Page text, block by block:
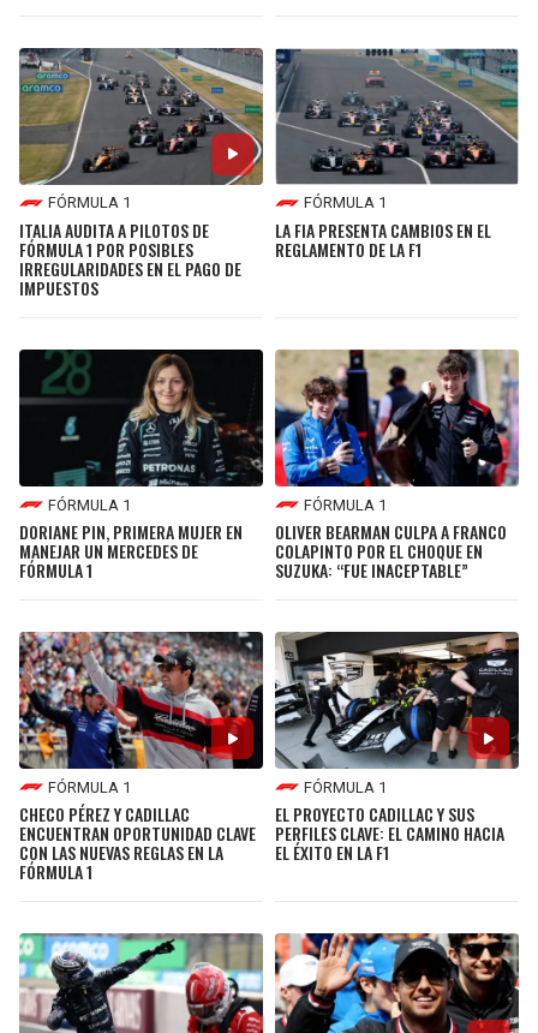
FÓRMULA 1
ITALIA AUDITA A PILOTOS DE
FÓRMULA 1 POR POSIBLES
IRREGULARIDADES EN EL PAGO DE
IMPUESTOS
FÓRMULA 1
LA FIA PRESENTA CAMBIOS EN EL
REGLAMENTO DE LA F1
FÓRMULA 1
DORIANE PIN, PRIMERA MUJER EN
MANEJAR UN MERCEDES DE
FÓRMULA 1
FÓRMULA 1
OLIVER BEARMAN CULPA A FRANCO
COLAPINTO POR EL CHOQUE EN
SUZUKA: “FUE INACEPTABLE”
FÓRMULA 1
CHECO PÉREZ Y CADILLAC
ENCUENTRAN OPORTUNIDAD CLAVE
CON LAS NUEVAS REGLAS EN LA
FÓRMULA 1
FÓRMULA 1
EL PROYECTO CADILLAC Y SUS
PERFILES CLAVE: EL CAMINO HACIA
EL ÉXITO EN LA F1